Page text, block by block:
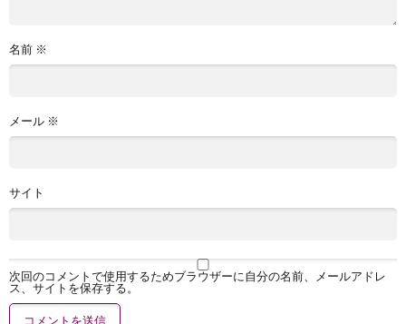
名前 ※
メール ※
サイト
次回のコメントで使用するためブラウザーに自分の名前、メールアドレ
ス、サイトを保存する。